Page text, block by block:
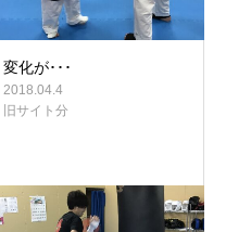
変化が･･･
2018.04.4
旧サイト分